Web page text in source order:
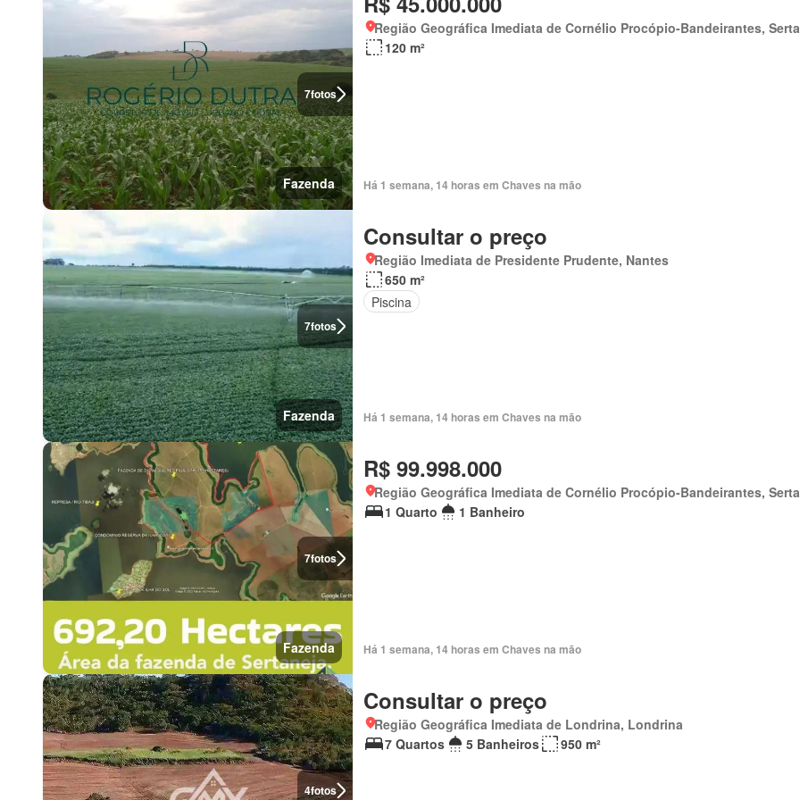
7fotos
Fazenda
Região Geográfica Imediata de Cornélio Procópio-Bandeirantes,
120 m²
Há 1 semana, 14 horas em Chaves na mão
7fotos
Fazenda
Consultar o preço
Região Imediata de Presidente Prudente, Nantes
650 m²
Piscina
Há 1 semana, 14 horas em Chaves na mão
7fotos
Fazenda
R$ 99.998.000
Região Geográfica Imediata de Cornélio Procópio-Bandeirantes,
1 Quarto
1 Banheiro
Há 1 semana, 14 horas em Chaves na mão
4fotos
Consultar o preço
Região Geográfica Imediata de Londrina, Londrina
7 Quartos
5 Banheiros 950 m²